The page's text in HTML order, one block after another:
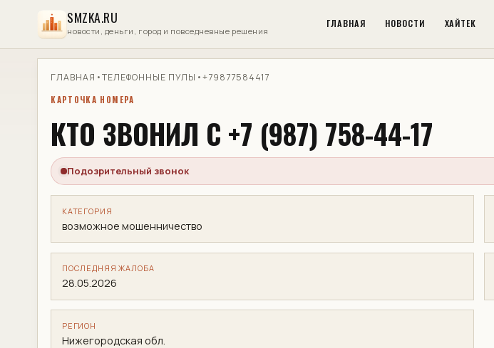
SMZKA.RU
новости, деньги, город и повседневные решения
ГЛАВНАЯ НОВОСТИ ХАЙТЕК
ГЛАВНАЯ •ТЕЛЕФОННЫЕ ПУЛЫ •+79877584417
КАРТОЧКА НОМЕРА
КТО ЗВОНИЛ С +7 (987) 758-44-17
Подозрительный звонок
КАТЕГОРИЯ
возможное мошенничество
ПОСЛЕДНЯЯ ЖАЛОБА
28.05.2026
РЕГИОН
Нижегородская обл.